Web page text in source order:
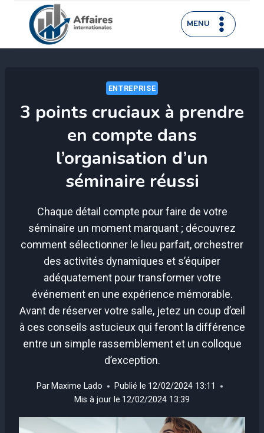
contenu
MENU
ENTREPRISE
3 points cruciaux à prendre
en compte dans
l’organisation d’un
séminaire réussi
Chaque détail compte pour faire de votre
séminaire un moment marquant ; découvrez
comment sélectionner le lieu parfait, orchestrer
des activités dynamiques et s’équiper
adéquatement pour transformer votre
événement en une expérience mémorable.
Avant de réserver votre salle, jetez un coup d’œil
à ces conseils astucieux qui feront la différence
entre un simple rassemblement et un colloque
d’exception.
Par Maxime Lado Publié le 12/02/2024 13:11
Mis à jour le 12/02/2024 13:39